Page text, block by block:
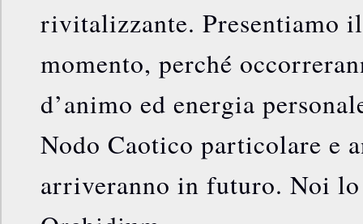
rivitalizzante. Presentiamo
momento, perché
d’animo ed energia
Nodo Caotico particolare e
arriveranno in futuro. Noi